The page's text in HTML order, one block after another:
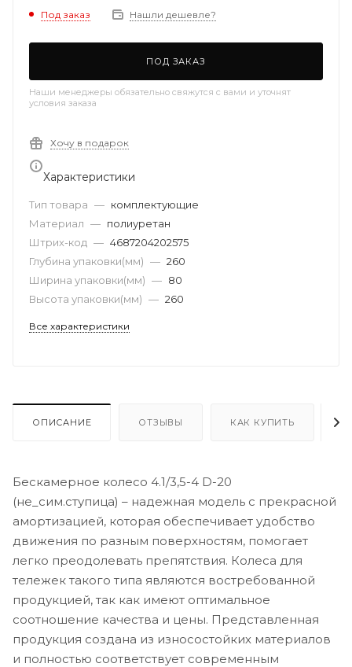
Под заказ Нашли дешевле?
ПОД ЗАКАЗ
Наши менеджеры обязательно свяжутся с вами и уточнят
условия заказа
Хочу в подарок
Характеристики
Тип товара — комплектующие
Материал — полиуретан
Штрих-код — 4687204202575
Глубина упаковки(мм) — 260
Ширина упаковки(мм) — 80
Высота упаковки(мм) — 260
Все характеристики
ОПИСАНИЕ ОТЗЫВЫ КАК КУПИТЬ
Бескамерное колесо 4.1/3,5-4 D-20
(не_сим.ступица) – надежная модель с прекрасной
амортизацией, которая обеспечивает удобство
движения по разным поверхностям, помогает
легко преодолевать препятствия. Колеса для
тележек такого типа являются востребованной
продукцией, так как имеют оптимальное
соотношение качества и цены. Представленная
продукция создана из износостойких материалов
и полностью соответствует современным